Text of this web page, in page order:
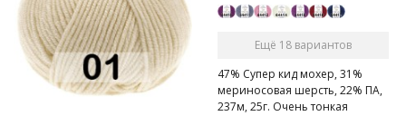
Ещё 18 вариантов
47% Супер кид мохер, 31%
мериносовая шерсть, 22% ПА,
237м, 25г. Очень тонкая